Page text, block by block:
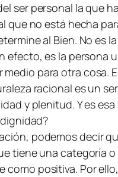
ser personal la que
no está hecha
al Bien. No
efecto, es la persona
para otra cosa.
racional es un
y plenitud. Y es
podemos decir
tiene una categoría
como positiva. Por